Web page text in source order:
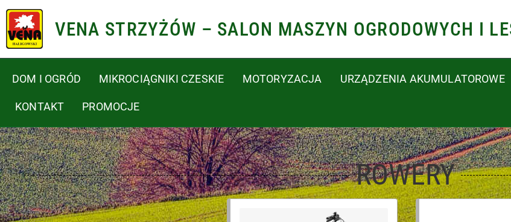
VENA STRZYŻÓW – SALON MASZYN OGRODOWYCH I
DOM I OGRÓD MIKROCIĄGNIKI CZESKIE MOTORYZACJA URZĄDZENIA AKUMULATOROWE
KONTAKT PROMOCJE
ROWERY